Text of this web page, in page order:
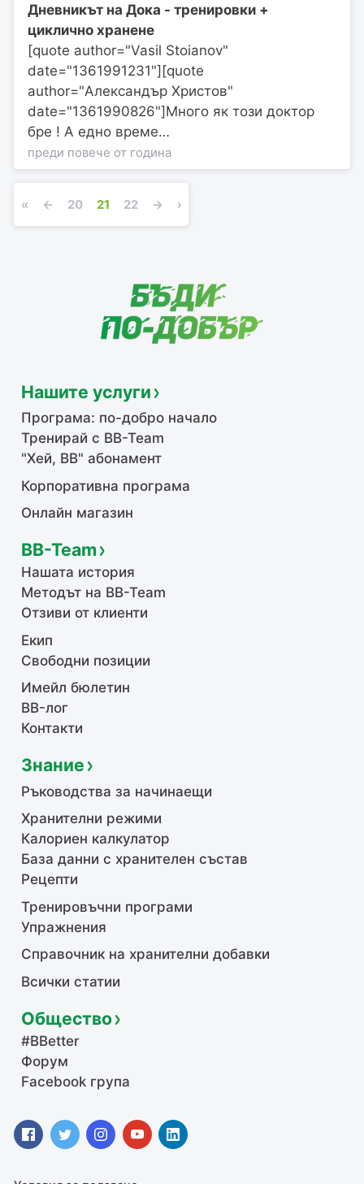
Дневникът на Дока - тренировки +
циклично хранене
[quote author="Vasil Stoianov"
date="1361991231"][quote
author="Александър Христов"
date="1361990826"]Много як този доктор
бре ! А едно време…
преди повече от година
« ← 20 21 22 → ›
Нашите услуги
Програма: по-добро начало
Тренирай с BB-Team
"Хей, ВВ" абонамент
Корпоративна програма
Онлайн магазин
BB-Team
Нашата история
Методът на BB-Team
Отзиви от клиенти
Екип
Свободни позиции
Имейл бюлетин
BB-лог
Контакти
Знание
Ръководства за начинаещи
Хранителни режими
Калориен калкулатор
База данни с хранителен състав
Рецепти
Тренировъчни програми
Упражнения
Справочник на хранителни добавки
Всички статии
Общество
#BBetter
Форум
Facebook група